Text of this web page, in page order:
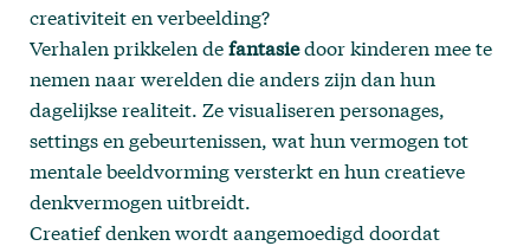
creativiteit en verbeelding?
Verhalen prikkelen defantasiedoor kinderen mee te
nemen naar werelden die anders zijn dan hun
dagelijkse realiteit. Ze visualiseren personages,
settings en gebeurtenissen, wat hun vermogen tot
mentale beeldvorming versterkt en hun creatieve
denkvermogen uitbreidt.
Creatief denken wordt aangemoedigd doordat